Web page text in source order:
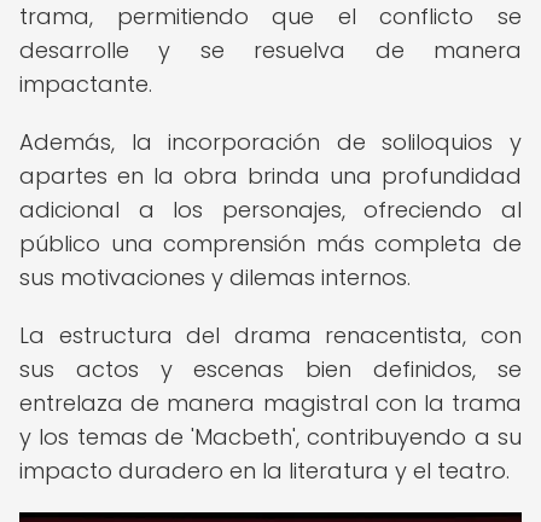
trama, permitiendo que el conflicto se
desarrolle y se resuelva de manera
impactante.
Además, la incorporación de soliloquios y
apartes en la obra brinda una profundidad
adicional a los personajes, ofreciendo al
público una comprensión más completa de
sus motivaciones y dilemas internos.
La estructura del drama renacentista, con
sus actos y escenas bien definidos, se
entrelaza de manera magistral con la trama
y los temas de 'Macbeth', contribuyendo a su
impacto duradero en la literatura y el teatro.